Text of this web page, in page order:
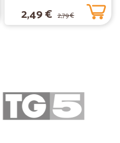
2,49 € 2,79 €